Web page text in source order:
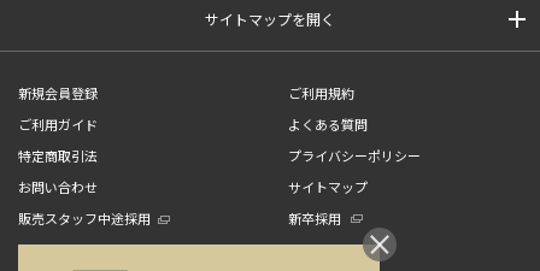
サイトマップを開く
新規会員登録
ご利用規約
ご利用ガイド
よくある質問
特定商取引法
プライバシーポリシー
お問い合わせ
サイトマップ
販売スタッフ中途採用
新卒採用